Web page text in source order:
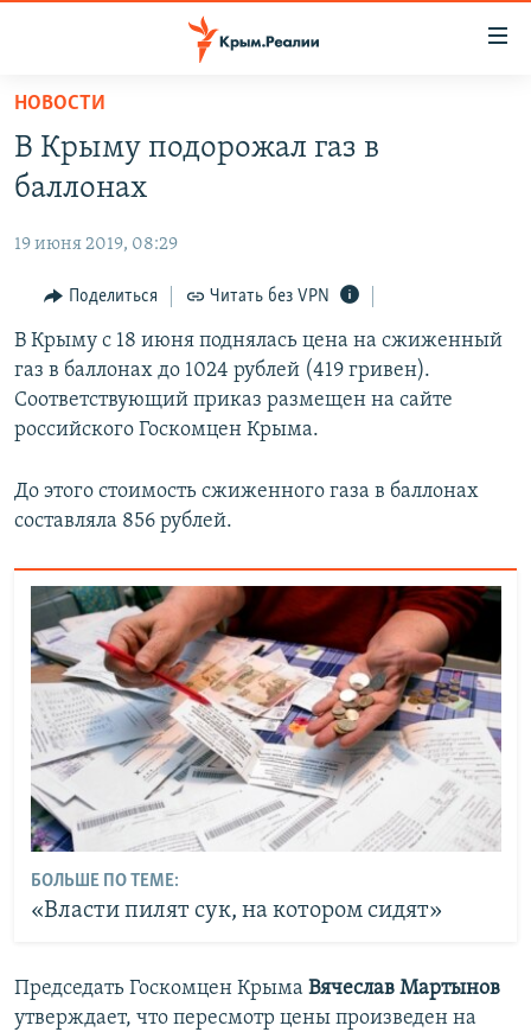
Вернуться
основному
содержанию
навигации
Вернутся
поиску
СПЕЦПРОЕКТЫ
КАРТА ВОЕННЫХ ОБЪЕКТОВ КРЫМА
11 ЛЕТ ОККУПАЦИИ КРЫМА. 11 ИСТОРИЙ СОПРОТИВЛЕНИЯ
ИСТОРИЯ
ЕЩЕ
ИНТЕРАКТИВ
ТЕЛЕПРОЕКТ КРЫМ.РЕАЛИИ
ПРОПАВШИЕ БЕЗ ВЕСТИ
КРЫМ.НЕПОКОРЕННЫЙ
ELIFBE
УКРАИНСКАЯ ПРОБЛЕМА КРЫМА
РАДІО СВОБОДА
КАК ОБОЙТИ БЛОКИРОВКУ
Qırımtatar
Все сайты RFE/RL
НОВОСТИ
В Крыму подорожал газ в
баллонах
19 июня 2019, 08:29
Поделиться Читать без VPN
В Крыму с 18 июня поднялась цена на сжиженный
газ в баллонах до 1024 рублей (419 гривен).
Соответствующий приказ размещен на сайте
российского Госкомцен Крыма.
До этого стоимость сжиженного газа в баллонах
составляла 856 рублей.
БОЛЬШЕ ПО ТЕМЕ:
«Власти пилят сук, на котором сидят»
Председать Госкомцен Крыма Вячеслав Мартынов
утверждает, что пересмотр цены произведен на